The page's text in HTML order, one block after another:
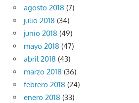
agosto 2018 (7)
julio 2018 (34)
junio 2018 (49)
mayo 2018 (47)
abril 2018 (43)
marzo 2018 (36)
febrero 2018 (24)
enero 2018 (33)